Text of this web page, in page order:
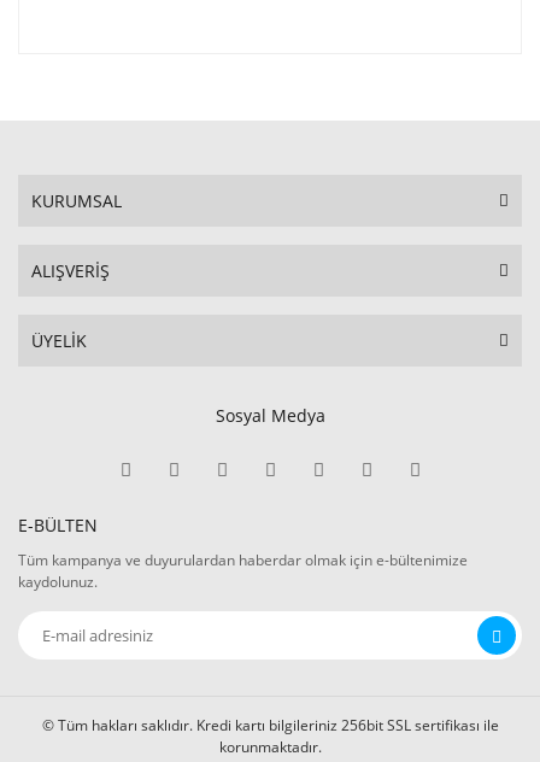
KURUMSAL
ALIŞVERİŞ
ÜYELİK
Sosyal Medya
E-BÜLTEN
Tüm kampanya ve duyurulardan haberdar olmak için e-bültenimize
kaydolunuz.
© Tüm hakları saklıdır. Kredi kartı bilgileriniz 256bit SSL sertifikası ile
korunmaktadır.